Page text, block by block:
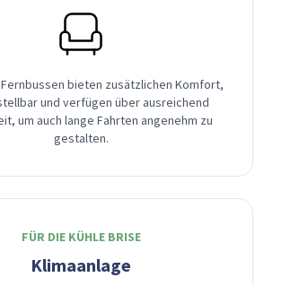
bieten zusätzlichen Komfort,
und verfügen über ausreichend
um auch lange Fahrten angenehm zu
gestalten.
FÜR DIE KÜHLE BRISE
Klimaanlage